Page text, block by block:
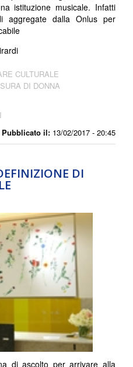
Pubblicato il: 13/02/2017 - 20:45
istituzione musicale. Infatti
aggregate dalla Onlus per
CULTURALE
DI DONNA
DI
di ascolto per arrivare alla